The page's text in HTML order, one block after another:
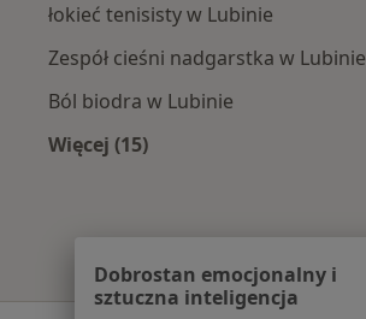
łokieć tenisisty w Lubinie
Zespół cieśni nadgarstka w Lubinie
Ból biodra w Lubinie
Więcej (15)
Dobrostan emocjonalny i
sztuczna inteligencja